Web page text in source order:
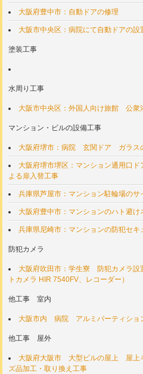
大阪府豊中市：自動ドアの修理
大阪市中央区：病院にて自動ドアの設
塗装工事
水周り工事
大阪市中央区：外国人向け旅館 公衆
マンション・ビルの設備工事
大阪府堺市：病院 玄関ドア ガラス
大阪府堺市堺区：マンション通用口
よる扉入替工事
兵庫県芦屋市：マンション駐輪場のサ
大阪府豊中市：マンションのハト避け
兵庫県尼崎市：マンションの防犯セ
防犯カメラ
大阪府吹田市：学生寮 防犯カメラ設
トカメラ HIR 7540FV、レコーダー）
他工事 室内
大阪市内 病院 アルミパーティショ
他工事 屋外
大阪府大阪市 大型ビルの屋上 屋上
ズ品加工・取り換え工事